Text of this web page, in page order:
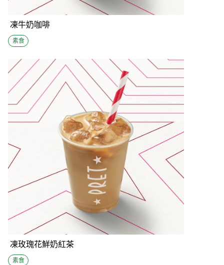
凍牛奶咖啡
素食
凍玫瑰花鮮奶紅茶
素食